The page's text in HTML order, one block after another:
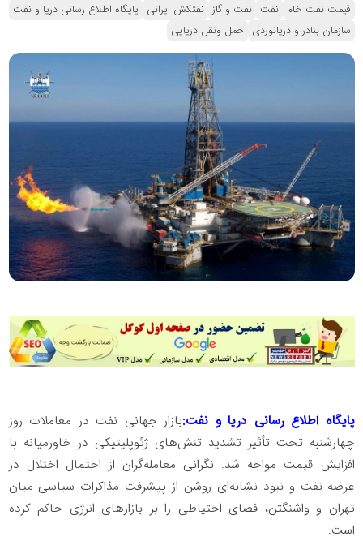
قیمت نفت خام نفت نفت و گاز نفتکش ایرانی پایگاه اطلاع رسانی دریا و نفت
سازمان بنادر و دریانوردی حمل ونقل دریایی
پایگاه اطلاع رسانی دریا و نفت:بازار جهانی نفت در معاملات روز
چهارشنبه تحت تأثیر تشدید تنش‌های ژئوپلیتیکی در خاورمیانه با
افزایش قیمت مواجه شد. نگرانی معامله‌گران از احتمال اختلال در
عرضه نفت و نبود نشانه‌ای روشن از پیشرفت مذاکرات سیاسی میان
تهران و واشنگتن، فضای احتیاطی را بر بازارهای انرژی حاکم کرده
است.